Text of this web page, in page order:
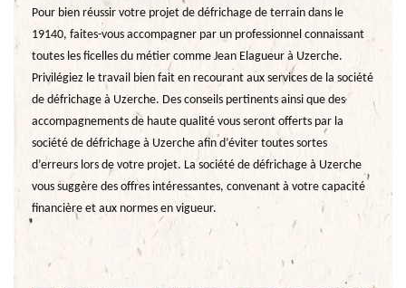
Pour bien réussir votre projet de défrichage de terrain dans le
19140, faites-vous accompagner par un professionnel connaissant
toutes les ficelles du métier comme Jean Elagueur à Uzerche.
Privilégiez le travail bien fait en recourant aux services de la société
de défrichage à Uzerche. Des conseils pertinents ainsi que des
accompagnements de haute qualité vous seront offerts par la
société de défrichage à Uzerche afin d’éviter toutes sortes
d’erreurs lors de votre projet. La société de défrichage à Uzerche
vous suggère des offres intéressantes, convenant à votre capacité
financière et aux normes en vigueur.